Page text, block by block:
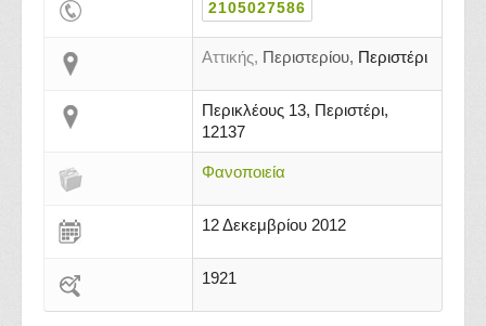
2105027586
Αττικής, Περιστερίου, Περιστέρι
Περικλέους 13, Περιστέρι,
12137
Φανοποιεία
12 Δεκεμβρίου 2012
1921